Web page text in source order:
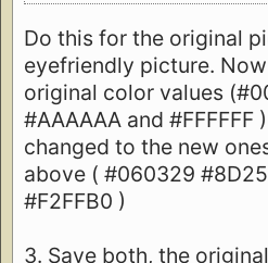
Do this for the original
eyefriendly picture.
original color values
#AAAAAA and
changed to the new
above ( #060329
#F2FFB0 )
3. Save both, the